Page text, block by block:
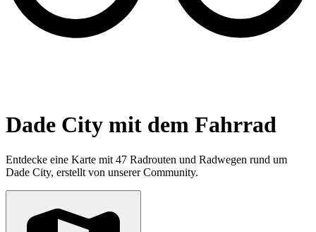
Dade City mit dem Fahrrad
Entdecke eine Karte mit 47 Radrouten und Radwegen rund um
Dade City, erstellt von unserer Community.